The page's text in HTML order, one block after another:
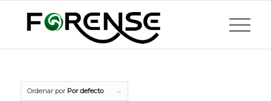
Ordenar por Por defecto